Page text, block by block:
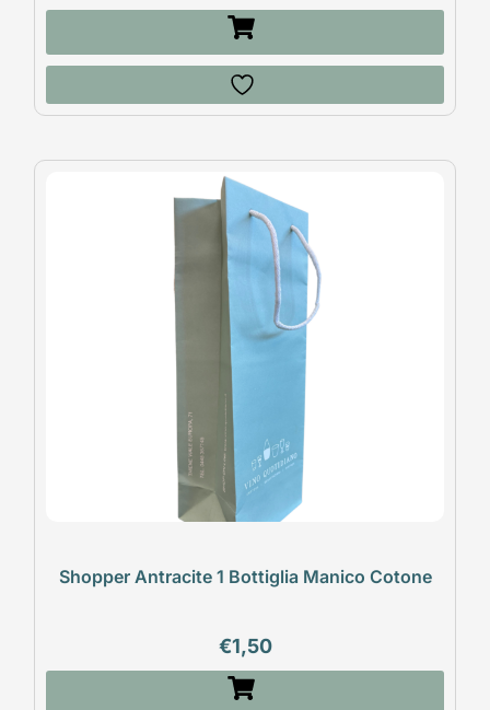
Shopper Antracite 1 Bottiglia Manico Cotone
€1,50